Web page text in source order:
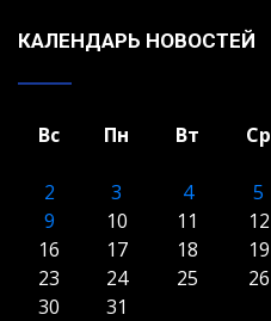
КАЛЕНДАРЬ НОВОСТЕЙ
Вс Пн Вт Ср
2
3 4 5
9
10 11 12
16
17 18 19
23
24 25 26
30
31